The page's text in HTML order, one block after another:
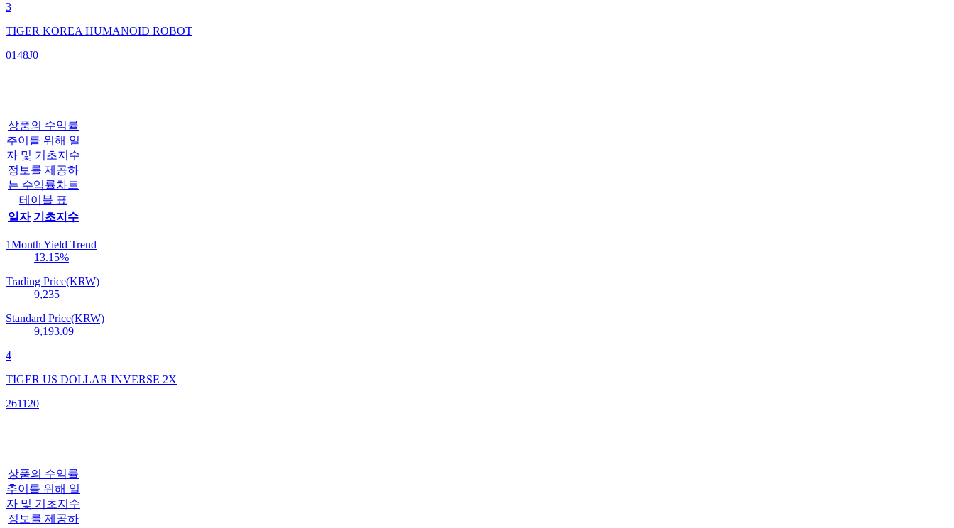
3
TIGER KOREA HUMANOID ROBOT
0148J0
상품의 수익률
추이를 위해 일
자 및 기초지수
정보를 제공하
는 수익률차트
테이블 표
일자 기초지수
1Month Yield Trend
13.15%
Trading Price(KRW)
9,235
Standard Price(KRW)
9,193.09
4
TIGER US DOLLAR INVERSE 2X
261120
상품의 수익률
추이를 위해 일
자 및 기초지수
정보를 제공하